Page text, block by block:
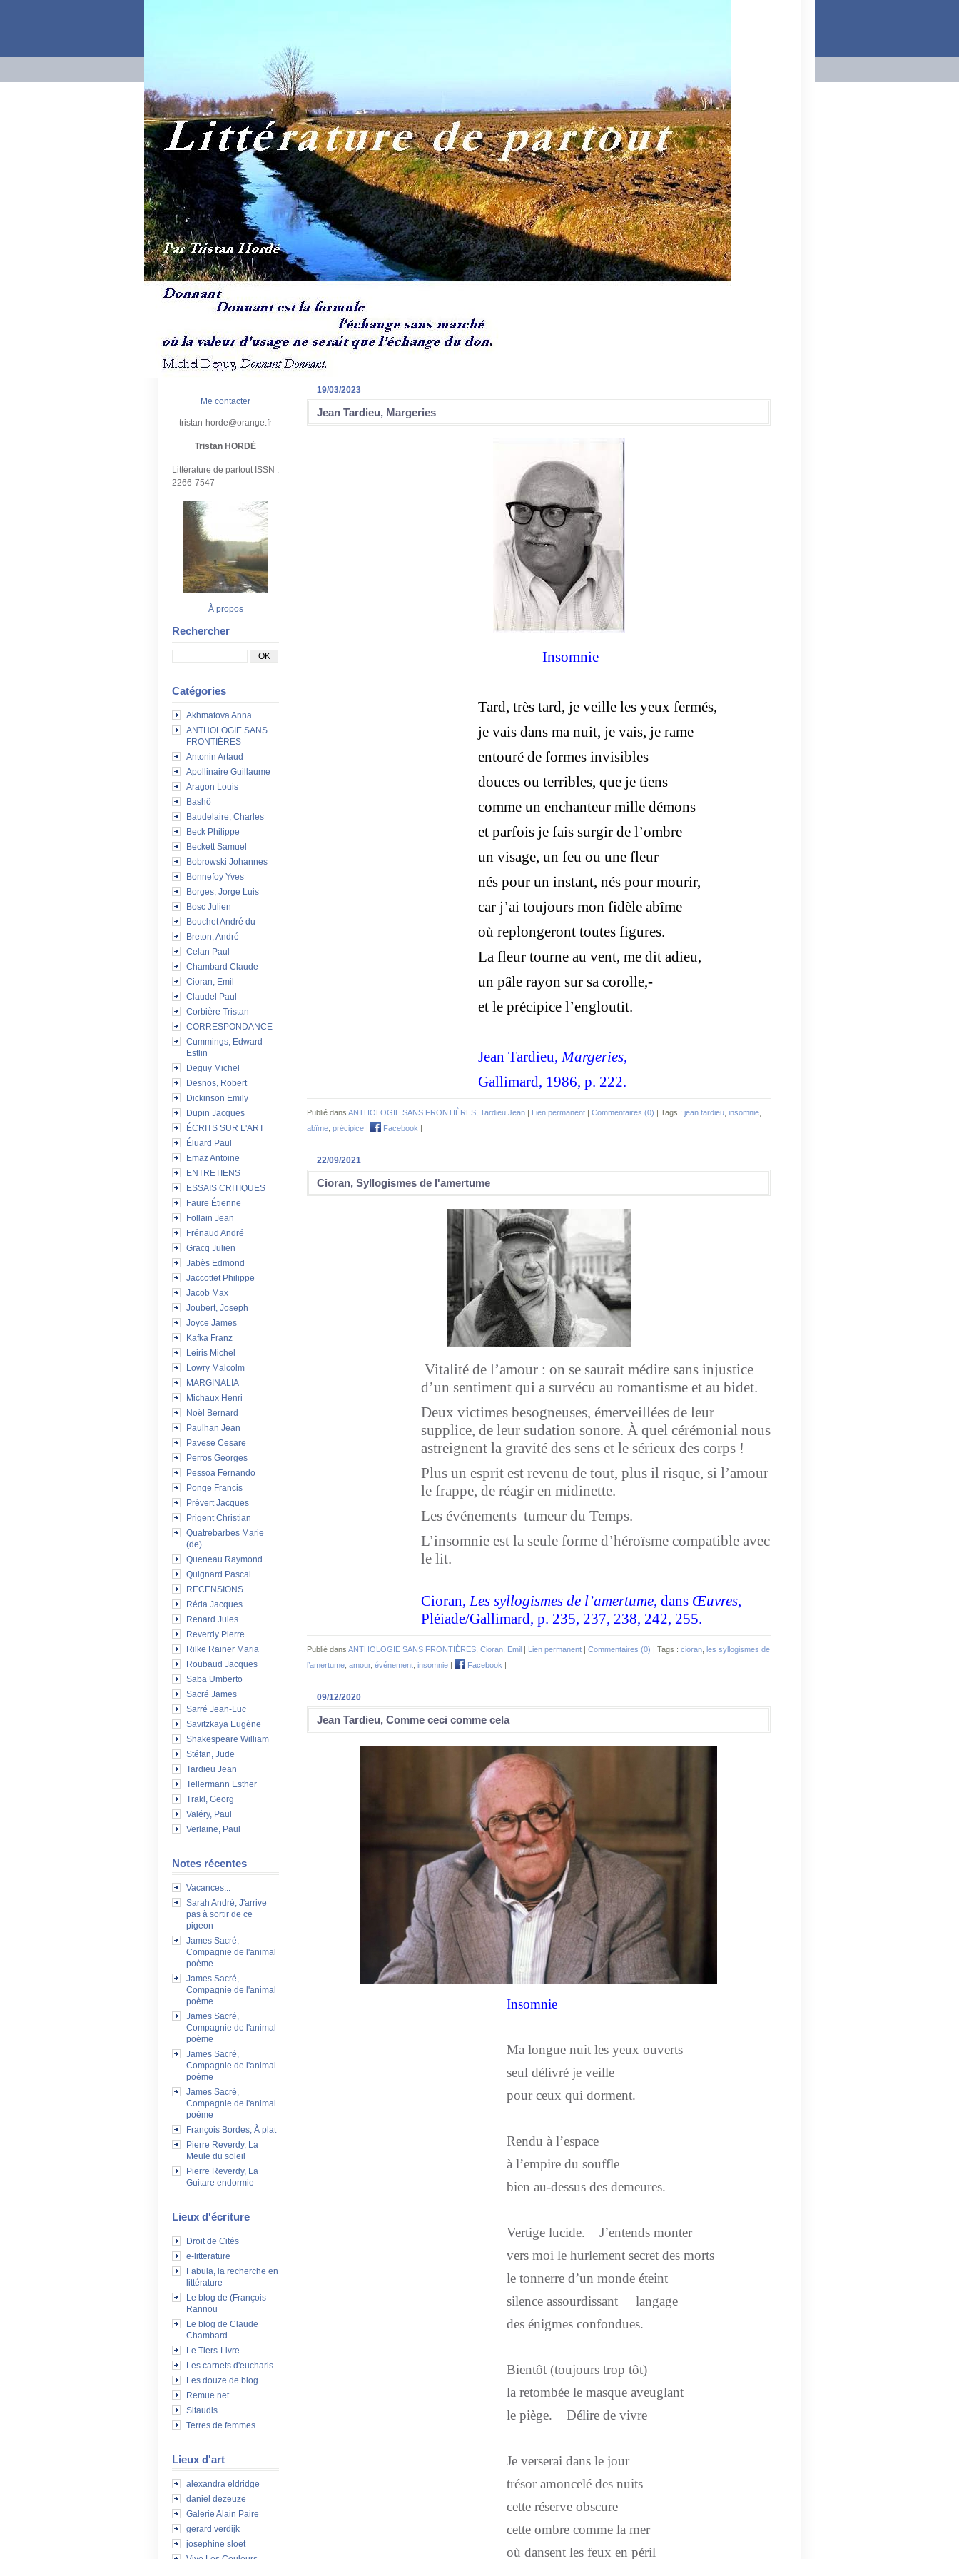
Me contacter
tristan-horde@orange.fr
Tristan HORDÉ
Littérature de partout ISSN :
2266-7547
À propos
Rechercher
Catégories
Akhmatova Anna
ANTHOLOGIE SANS
FRONTIÈRES
Antonin Artaud
Apollinaire Guillaume
Aragon Louis
Bashô
Baudelaire, Charles
Beck Philippe
Beckett Samuel
Bobrowski Johannes
Bonnefoy Yves
Borges, Jorge Luis
Bosc Julien
Bouchet André du
Breton, André
Celan Paul
Chambard Claude
Cioran, Emil
Claudel Paul
Corbière Tristan
CORRESPONDANCE
Cummings, Edward
Estlin
Deguy Michel
Desnos, Robert
Dickinson Emily
Dupin Jacques
ÉCRITS SUR L'ART
Éluard Paul
Emaz Antoine
ENTRETIENS
ESSAIS CRITIQUES
Faure Étienne
Follain Jean
Frénaud André
Gracq Julien
Jabès Edmond
Jaccottet Philippe
Jacob Max
Joubert, Joseph
Joyce James
Kafka Franz
Leiris Michel
Lowry Malcolm
MARGINALIA
Michaux Henri
Noël Bernard
Paulhan Jean
Pavese Cesare
Perros Georges
Pessoa Fernando
Ponge Francis
Prévert Jacques
Prigent Christian
Quatrebarbes Marie
(de)
Queneau Raymond
Quignard Pascal
RECENSIONS
Réda Jacques
Renard Jules
Reverdy Pierre
Rilke Rainer Maria
Roubaud Jacques
Saba Umberto
Sacré James
Sarré Jean-Luc
Savitzkaya Eugène
Shakespeare William
Stéfan, Jude
Tardieu Jean
Tellermann Esther
Trakl, Georg
Valéry, Paul
Verlaine, Paul
Notes récentes
Vacances...
Sarah André, J'arrive
pas à sortir de ce
pigeon
James Sacré,
Compagnie de l'animal
poème
James Sacré,
Compagnie de l'animal
poème
James Sacré,
Compagnie de l'animal
poème
James Sacré,
Compagnie de l'animal
poème
James Sacré,
Compagnie de l'animal
poème
François Bordes, À plat
Pierre Reverdy, La
Meule du soleil
Pierre Reverdy, La
Guitare endormie
Lieux d'écriture
Droit de Cités
e-litterature
Fabula, la recherche en
littérature
Le blog de (François
Rannou
Le blog de Claude
Chambard
Le Tiers-Livre
Les carnets d'eucharis
Les douze de blog
Remue.net
Sitaudis
Terres de femmes
Lieux d'art
alexandra eldridge
daniel dezeuze
Galerie Alain Paire
gerard verdijk
josephine sloet
19/03/2023
Jean Tardieu, Margeries
Insomnie
Tard, très tard, je veille les yeux fermés,
je vais dans ma nuit, je vais, je rame
entouré de formes invisibles
douces ou terribles, que je tiens
comme un enchanteur mille démons
et parfois je fais surgir de l’ombre
un visage, un feu ou une fleur
nés pour un instant, nés pour mourir,
car j’ai toujours mon fidèle abîme
où replongeront toutes figures.
La fleur tourne au vent, me dit adieu,
un pâle rayon sur sa corolle,-
et le précipice l’engloutit.
Jean Tardieu, Margeries,
Gallimard, 1986, p. 222.
Publié dans ANTHOLOGIE SANS FRONTIÈRES Tardieu Jean | Lien permanent | Commentaires (0) | Tags : jean tardieu insomnie
abîme précipice | Facebook |
22/09/2021
Cioran, Syllogismes de l'amertume
Vitalité de l’amour : on se saurait médire sans injustice
d’un sentiment qui a survécu au romantisme et au bidet.
Deux victimes besogneuses, émerveillées de leur
supplice, de leur sudation sonore. À quel cérémonial nous
astreignent la gravité des sens et le sérieux des corps !
Plus un esprit est revenu de tout, plus il risque, si l’amour
le frappe, de réagir en midinette.
Les événements ­ tumeur du Temps.
L’insomnie est la seule forme d’héroïsme compatible avec
le lit.
Cioran, Les syllogismes de l’amertume, dans Œuvres,
Pléiade/Gallimard, p. 235, 237, 238, 242, 255.
Publié dans ANTHOLOGIE SANS FRONTIÈRES Cioran, Emil | Lien permanent | Commentaires (0) | Tags : cioran les syllogismes de
l’amertume amour, événement insomnie | Facebook |
09/12/2020
Jean Tardieu, Comme ceci comme cela
Insomnie
Ma longue nuit les yeux ouverts
seul délivré je veille
pour ceux qui dorment.
Rendu à l’espace
à l’empire du souffle
bien au-dessus des demeures.
Vertige lucide. J’entends monter
vers moi le hurlement secret des morts
le tonnerre d’un monde éteint
silence assourdissant langage
des énigmes confondues.
Bientôt (toujours trop tôt)
la retombée le masque aveuglant
le piège. Délire de vivre
Je verserai dans le jour
trésor amoncelé des nuits
cette réserve obscure
cette ombre comme la mer
où dansent les feux en péril